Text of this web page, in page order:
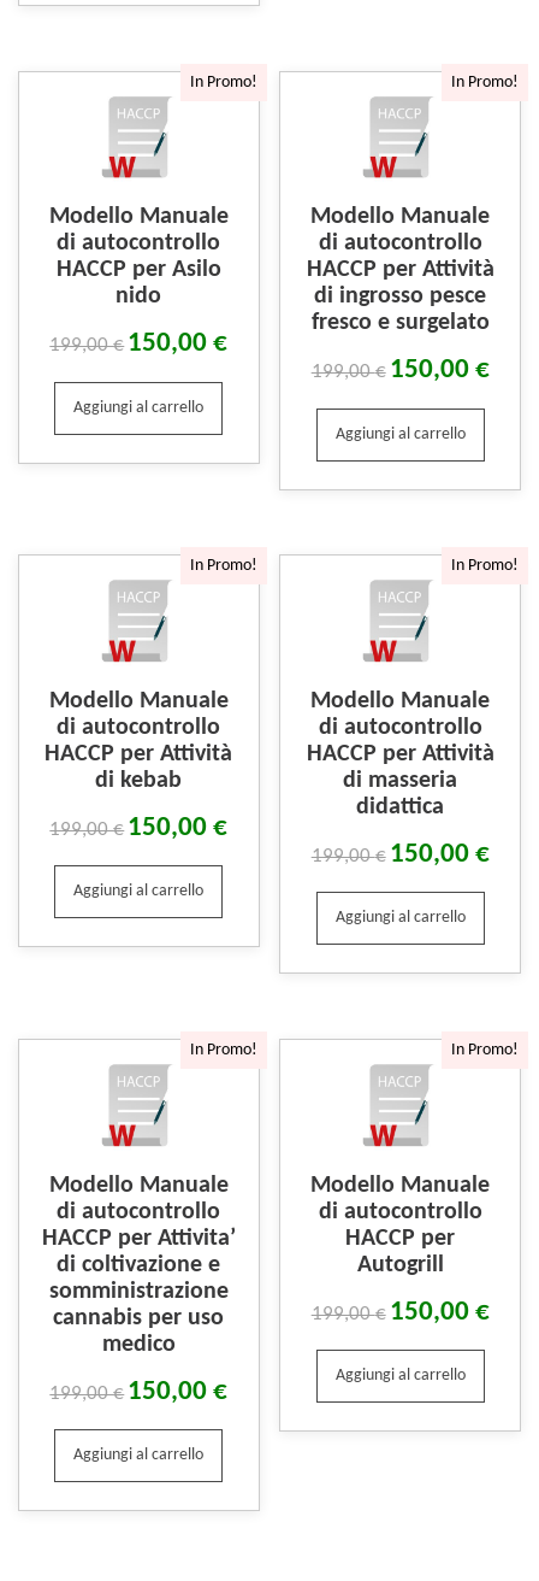
In Promo!
Modello Manuale
di autocontrollo
HACCP per Asilo
nido
199,00€ 150,00€
Aggiungi al carrello
In Promo!
Modello Manuale
di autocontrollo
HACCP per Attività
di ingrosso pesce
fresco e surgelato
199,00€ 150,00 €
Aggiungi al carrello
In Promo!
Modello Manuale
di autocontrollo
HACCP per Attività
di kebab
199,00€ 150,00€
Aggiungi al carrello
In Promo!
Modello Manuale
di autocontrollo
HACCP per Attività
di masseria
didattica
199,00€ 150,00 €
Aggiungi al carrello
In Promo!
Modello Manuale
di autocontrollo
HACCP per Attivita’
di coltivazione e
somministrazione
cannabis per uso
medico
199,00€ 150,00€
Aggiungi al carrello
In Promo!
Modello Manuale
di autocontrollo
HACCP per
Autogrill
199,00€ 150,00 €
Aggiungi al carrello